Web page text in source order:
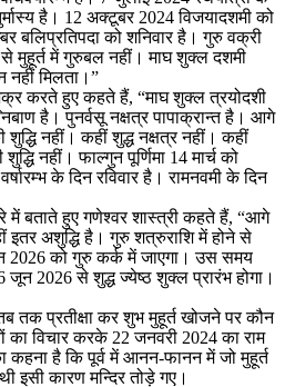
है। 12 अक्टूबर 2024 विजयादशमी को
बलिप्रतिपदा को शनिवार है। गुरु वक्री
मुहूर्त में गुरुबल नहीं। माघ शुक्ल दशमी
नहीं मिलता।”
करते हुए कहते हैं, “माघ शुक्ल त्रयोदशी
है। पुनर्वसू नक्षत्र पापाक्रान्त है। आगे
शुद्धि नहीं। कहीं शुद्ध नक्षत्र नहीं। कहीं
नहीं। फाल्गुन पूर्णिमा 14 मार्च को
के दिन रविवार है। रामनवमी के दिन
में बताते हुए गणेश्वर शास्त्री कहते हैं, “आगे
इतर अशुद्धि है। गुरु शत्रुराशि में होने से
2026 को गुरु कर्क में जाएगा। उस समय
2026 से शुद्ध ज्येष्ठ शुक्ल प्रारंभ होगा।
तक प्रतीक्षा कर शुभ मुहूर्त खोजने पर कौन
का विचार करके 22 जनवरी 2024 का राम
कहना है कि पूर्व में आनन-फानन में जो मुहूर्त
इसी कारण मन्दिर तोड़े गए।